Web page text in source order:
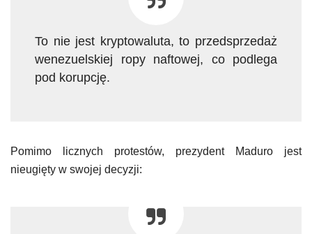
To nie jest kryptowaluta, to przedsprzedaż
wenezuelskiej ropy naftowej, co podlega
pod korupcję.
Pomimo licznych protestów, prezydent Maduro jest
nieugięty w swojej decyzji: